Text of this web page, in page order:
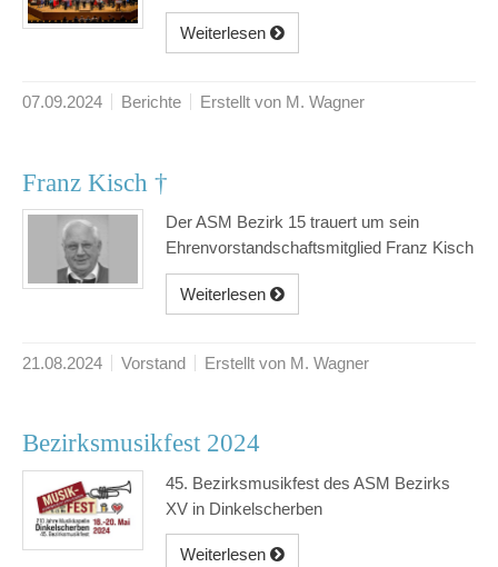
Weiterlesen
07.09.2024 Berichte Erstellt von M. Wagner
Franz Kisch †
Der ASM Bezirk 15 trauert um sein
Ehrenvorstandschaftsmitglied Franz Kisch
Weiterlesen
21.08.2024 Vorstand Erstellt von M. Wagner
Bezirksmusikfest 2024
45. Bezirksmusikfest des ASM Bezirks
XV in Dinkelscherben
Weiterlesen